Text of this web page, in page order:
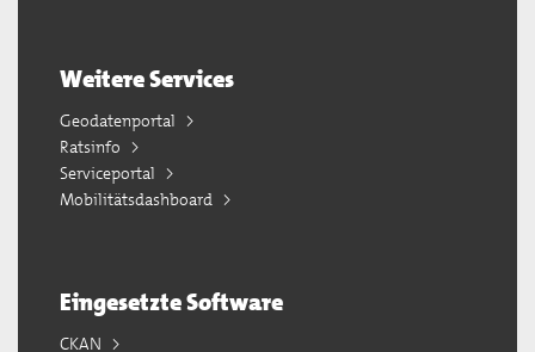
Weitere Services
Geodatenportal
Ratsinfo
Serviceportal
Mobilitätsdashboard
Eingesetzte Software
CKAN